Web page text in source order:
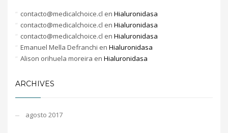
contacto@medicalchoice.cl en Hialuronidasa
contacto@medicalchoice.cl en Hialuronidasa
contacto@medicalchoice.cl en Hialuronidasa
Emanuel Mella Defranchi en Hialuronidasa
Alison orihuela moreira en Hialuronidasa
ARCHIVES
agosto 2017